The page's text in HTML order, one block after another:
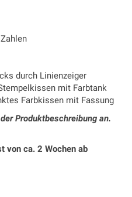
durch Linienzeiger
mit Farbtank
Farbkissen mit Fassung
Produktbeschreibung an.
von ca. 2 Wochen ab